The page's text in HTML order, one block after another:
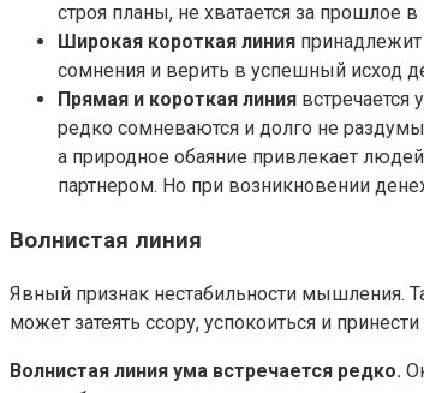
строя планы, не хватается за прошлое
Широкая короткая линия
сомнения и верить в успешный исход
Прямая и короткая линия
редко сомневаются и долго не
а природное обаяние привлекает
партнером. Но при возникновении
Волнистая линия
Явный признак нестабильности мышления.
может затеять ссору, успокоиться и
Волнистая линия ума встречается редко.